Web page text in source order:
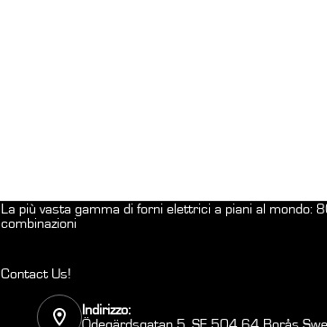
La più vasta gamma di forni elettrici a piani al mondo:
combinazioni
Contact Us!
Indirizzo: